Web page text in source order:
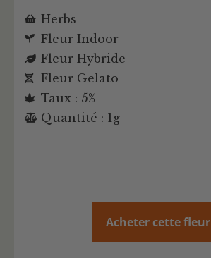
Herbs
Fleur Indoor
Fleur Hybride
Fleur Gelato
Taux : 5%
Quantité : 1g
Acheter cette fleur